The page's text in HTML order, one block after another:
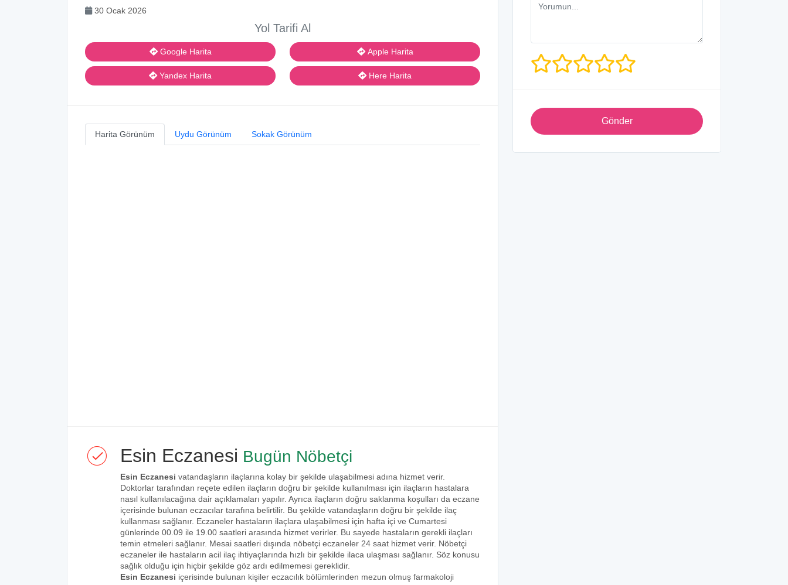
30 Ocak 2026
Yol Tarifi Al
Google Harita
Yandex Harita
Apple Harita
Here Harita
Harita Görünüm Uydu Görünüm Sokak Görünüm
Esin Eczanesi Bugün Nöbetçi
Esin Eczanesi vatandaşların ilaçlarına kolay bir şekilde ulaşabilmesi adına hizmet verir.
Doktorlar tarafından reçete edilen ilaçların doğru bir şekilde kullanılması için ilaçların hastalara
nasıl kullanılacağına dair açıklamaları yapılır. Ayrıca ilaçların doğru saklanma koşulları da eczane
içerisinde bulunan eczacılar tarafına belirtilir. Bu şekilde vatandaşların doğru bir şekilde ilaç
kullanması sağlanır. Eczaneler hastaların ilaçlara ulaşabilmesi için hafta içi ve Cumartesi
günlerinde 00.09 ile 19.00 saatleri arasında hizmet verirler. Bu sayede hastaların gerekli ilaçları
temin etmeleri sağlanır. Mesai saatleri dışında nöbetçi eczaneler 24 saat hizmet verir. Nöbetçi
eczaneler ile hastaların acil ilaç ihtiyaçlarında hızlı bir şekilde ilaca ulaşması sağlanır. Söz konusu
sağlık olduğu için hiçbir şekilde göz ardı edilmemesi gereklidir.
Esin Eczanesi içerisinde bulunan kişiler eczacılık bölümlerinden mezun olmuş farmakoloji
Gönder